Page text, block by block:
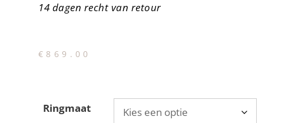
14 dagen recht van retour
€ 869.00
Ringmaat